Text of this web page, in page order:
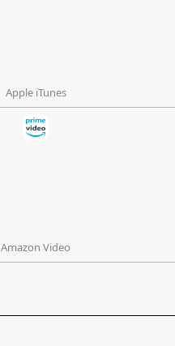
Apple iTunes
Amazon Video